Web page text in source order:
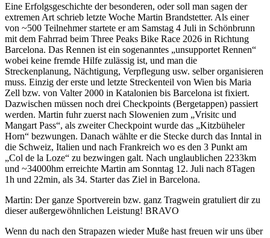
Eine Erfolgsgeschichte der besonderen, oder soll man sagen der
extremen Art schrieb letzte Woche Martin Brandstetter. Als einer
von ~500 Teilnehmer startete er am Samstag 4 Juli in Schönbrunn
mit dem Fahrrad beim Three Peaks Bike Race 2026 in Richtung
Barcelona. Das Rennen ist ein sogenanntes „unsupportet Rennen“
wobei keine fremde Hilfe zulässig ist, und man die
Streckenplanung, Nächtigung, Verpflegung usw. selber organisieren
muss. Einzig der erste und letzte Streckenteil von Wien bis Maria
Zell bzw. von Valter 2000 in Katalonien bis Barcelona ist fixiert.
Dazwischen müssen noch drei Checkpoints (Bergetappen) passiert
werden. Martin fuhr zuerst nach Slowenien zum „Vrisitc und
Mangart Pass“, als zweiter Checkpoint wurde das „Kitzbüheler
Horn“ bezwungen. Danach wählte er die Stecke durch das Inntal in
die Schweiz, Italien und nach Frankreich wo es den 3 Punkt am
„Col de la Loze“ zu bezwingen galt. Nach unglaublichen 2233km
und ~34000hm erreichte Martin am Sonntag 12. Juli nach 8Tagen
1h und 22min, als 34. Starter das Ziel in Barcelona.
Martin: Der ganze Sportverein bzw. ganz Tragwein gratuliert dir zu
dieser außergewöhnlichen Leistung! BRAVO
Wenn du nach den Strapazen wieder Muße hast freuen wir uns über